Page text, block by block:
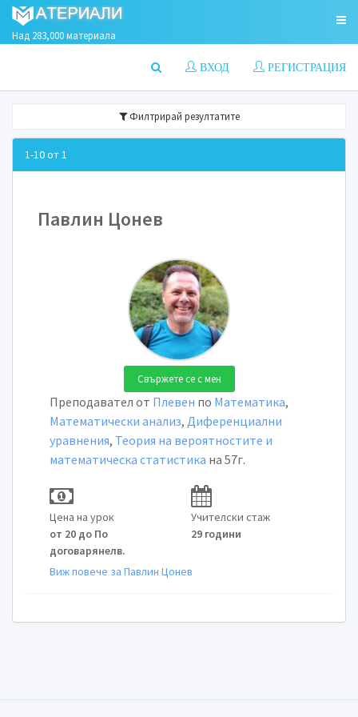
Над 283,000 материала
РЕГИСТРАЦИЯ
ВХОД
Филтрирай резултатите
1-10 от 1
Павлин Цонев
Свържете се с мен
Преподавател от Плевен по Математика,
Математически анализ, Диференциални
уравнения, Теория на вероятностите и
математическа статистика на 57г.
Цена на урок
от 20 до По
договарянелв.
Учителски стаж
29 години
Виж повече за Павлин Цонев